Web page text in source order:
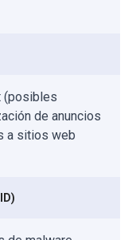
(posibles
de anuncios
a sitios web